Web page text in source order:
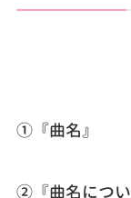
①『曲名』
②『曲名につい